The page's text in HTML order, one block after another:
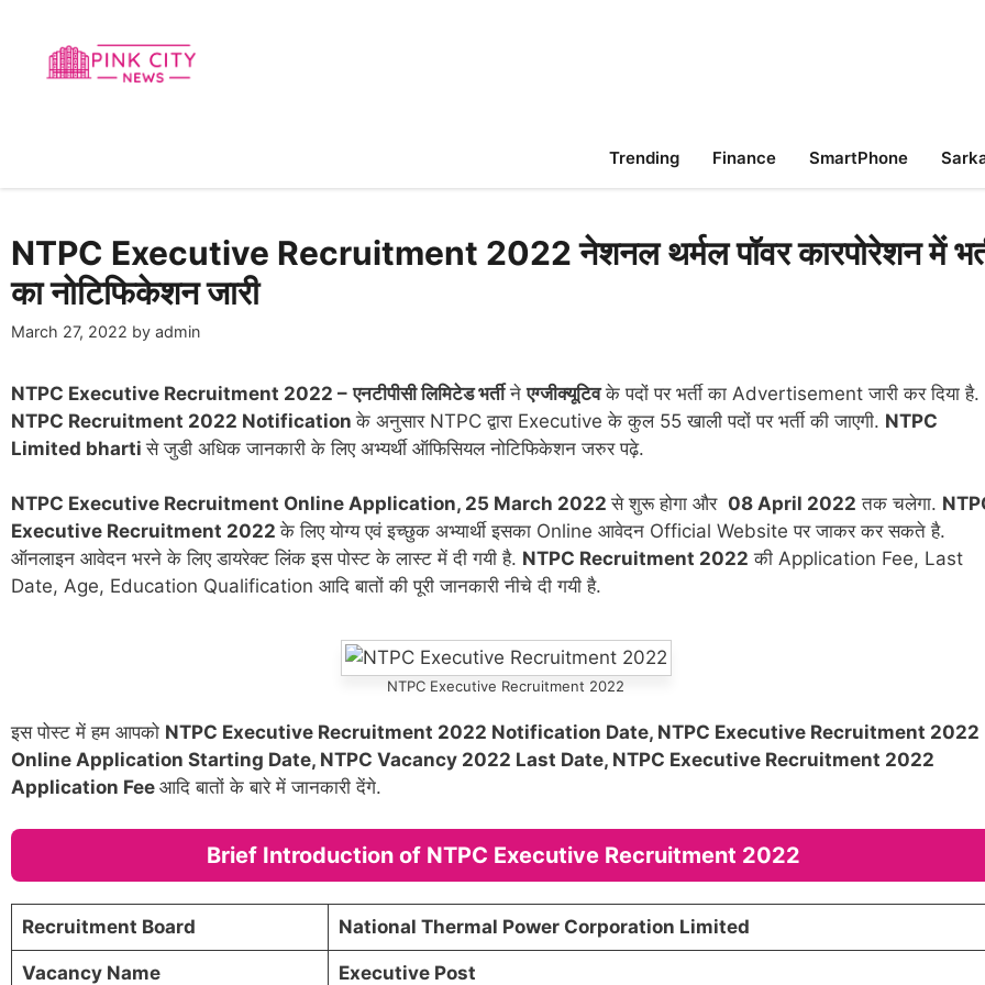
content
Trending Finance SmartPhone
NTPC Executive Recruitment 2022 नेशनल थर्मल पॉवर कारपोरेशन में
का नोटिफिकेशन जारी
March 27, 2022 by admin
NTPC Executive Recruitment 2022 – एनटीपीसी लिमिटेड भर्तीनेएग्जीक्यूटिवके पदों पर भर्ती का Advertisement जारी कर दिया है.
NTPC Recruitment 2022 Notificationके अनुसार NTPC द्वारा Executive के कुल 55 खाली पदों पर भर्ती की जाएगी. NTPC
Limited bhartiसे जुडी अधिक जानकारी के लिए अभ्यर्थी ऑफिसियल नोटिफिकेशन जरुर पढ़े.
NTPC Executive Recruitment Online Application, 25 March 2022से शुरू होगा और 08 April 2022 तक चलेगा.
Executive Recruitment 2022के लिए योग्य एवं इच्छुक अभ्यार्थी इसका Online आवेदन Official Website पर जाकर कर सकते है.
ऑनलाइन आवेदन भरने के लिए डायरेक्ट लिंक इस पोस्ट के लास्ट में दी गयी है. NTPC Recruitment 2022 की Application Fee, Last
Date, Age, Education Qualification आदि बातों की पूरी जानकारी नीचे दी गयी है.
NTPC Executive Recruitment 2022
इस पोस्ट में हम आपको NTPC Executive Recruitment 2022 Notification Date, NTPC Executive Recruitment 2022
Online Application Starting Date, NTPC Vacancy 2022 Last Date, NTPC Executive Recruitment 2022
Application Fee आदि बातों के बारे में जानकारी देंगे.
Brief Introduction of NTPC Executive Recruitment 2022
Recruitment Board National Thermal Power Corporation Limited
Vacancy Name Executive Post